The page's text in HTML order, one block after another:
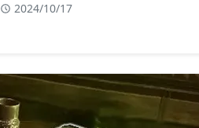
2024/10/17